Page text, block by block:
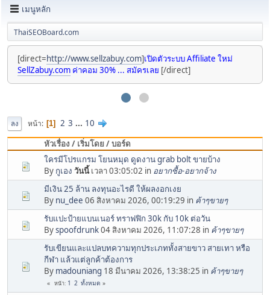
เมนูหลัก
ThaiSEOBoard.com
ลง หน้า 1 2 3 ... 10
หัวเรื่อง / เริ่มโดย / บอร์ด
ใครมีโปรแกรม โยนหมุด ดูดงาน grab bolt ขายบ้าง
By กูเอง วันนี้เวลา 03:05:02 in อยากซื้อ-อยากจ้าง
มีเงิน 25 ล้าน ลงทุนอะไรดี ให้ผลงอกเงย
By nu_dee 06 สิงหาคม 2026, 00:19:29 in ค้าๆขายๆ
รับแปะป้ายแบนเนอร์ ทราฟฟิก 30k กับ 10k ต่อวัน
Byspoofdrunk04 สิงหาคม 2026, 11:07:28 in ค้าๆขายๆ
รับเขียนและแปลบทความทุกประเภททั้งสายขาว สายเทา หรือ
กีฬา แล้วแต่ลูกค้าต้องการ
By madouniang 18 มีนาคม 2026, 13:38:25 in ค้าๆขายๆ
หน้า 1 2 ทั้งหมด
[direct=http://www.sellzabuy.com]เปิดตัวระบบ Affiliate ใหม่
SellZabuy.com ค่าคอม 30% ... สมัครเลย [/direct]